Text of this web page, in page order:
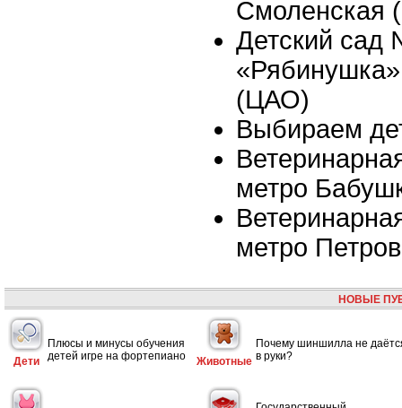
Смоленская
Детский сад
(ЦАО)
Выбираем
метро
метро
НОВЫЕ
Дети
Плюсы и минусы обучения
детей игре на фортепиано
Животные
Почему шиншилла не
в руки?